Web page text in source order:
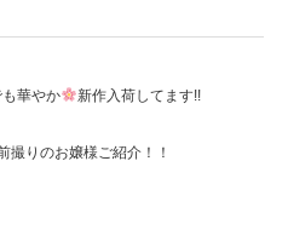
華やか 新作入荷してます!!
撮りのお嬢様ご紹介！！